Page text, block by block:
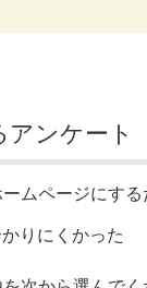
ンケート
ムページにす
りにくかった